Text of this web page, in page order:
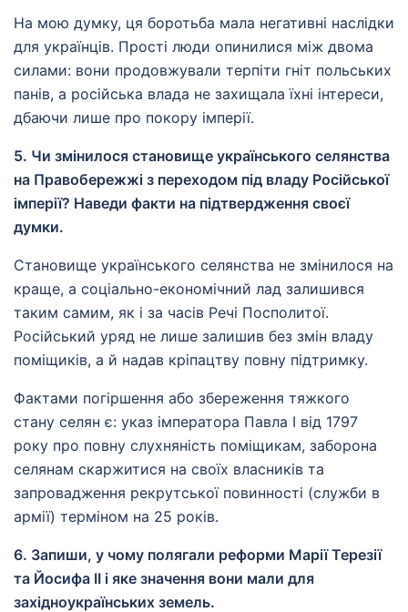
На мою думку, ця боротьба мала негативні наслідки
для українців. Прості люди опинилися між двома
силами: вони продовжували терпіти гніт польських
панів, а російська влада не захищала їхні інтереси,
дбаючи лише про покору імперії.
5. Чи змінилося становище українського селянства
на Правобережжі з переходом під владу Російської
імперії? Наведи факти на підтвердження своєї
думки.
Становище українського селянства не змінилося на
краще, а соціально-економічний лад залишився
таким самим, як і за часів Речі Посполитої.
Російський уряд не лише залишив без змін владу
поміщиків, а й надав кріпацтву повну підтримку.
Фактами погіршення або збереження тяжкого
стану селян є: указ імператора Павла I від 1797
року про повну слухняність поміщикам, заборона
селянам скаржитися на своїх власників та
запровадження рекрутської повинності (служби в
армії) терміном на 25 років.
6. Запиши, у чому полягали реформи Марії Терезії
та Йосифа ІІ і яке значення вони мали для
західноукраїнських земель.